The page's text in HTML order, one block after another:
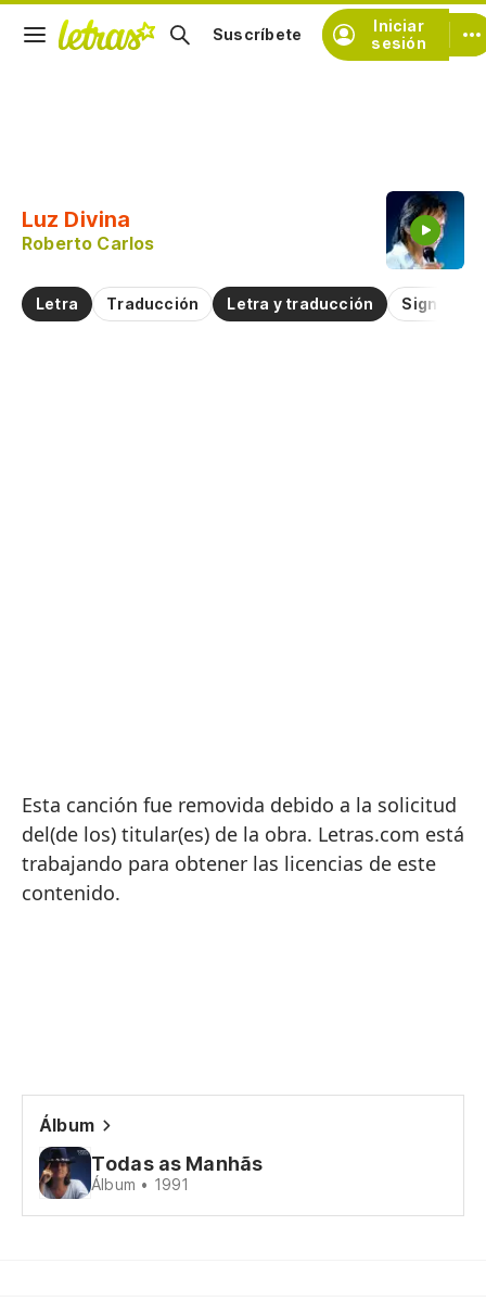
Iniciar
sesión
Suscríbete
Luz Divina
Roberto Carlos
Letra Traducción Letra y traducción
Esta canción fue removida debido a la solicitud
del(de los) titular(es) de la obra. Letras.com está
trabajando para obtener las licencias de este
contenido.
Álbum
Todas as Manhãs
Álbum • 1991
Practicar la pronunciación de